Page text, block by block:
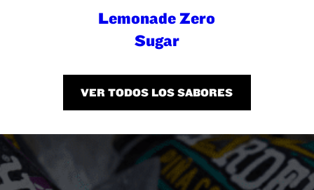
Lemonade Zero
Sugar
VER TODOS LOS SABORES